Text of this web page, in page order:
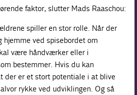
faktor, slutter Mads Raaschou:
spiller en stor rolle. Når der
hjemme ved spisebordet om
være håndværker eller i
bestemmer. Hvis du kan
der er et stort potentiale i at blive
rykke ved udviklingen. Og så